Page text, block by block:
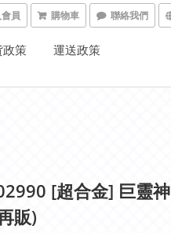
員 購物車 聯絡我們
政策 運送政策
[超合金] 巨靈神
販)